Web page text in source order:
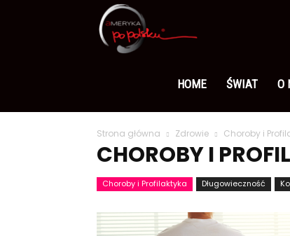
po
polsku
HOME ŚWIAT O
Strona główna Zdrowie Choroby i
CHOROBY I
Choroby i Profilaktyka Długowieczność